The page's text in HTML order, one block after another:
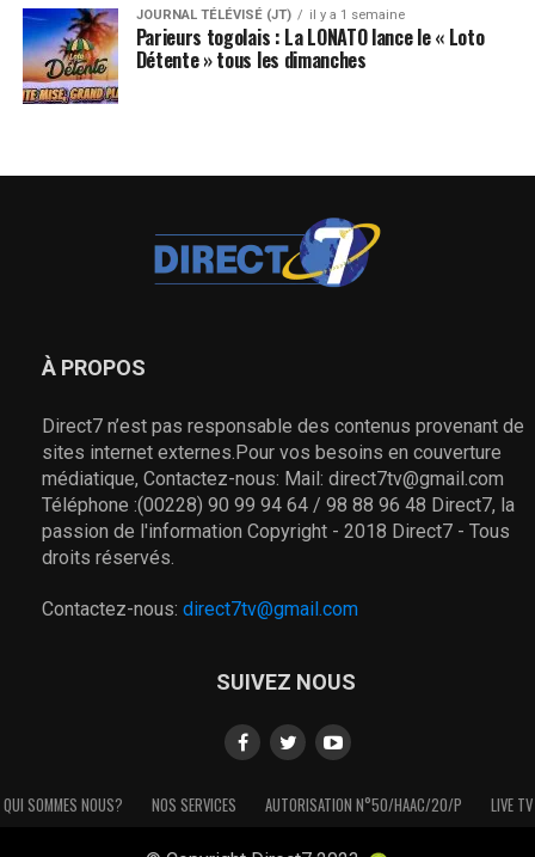
JOURNAL TÉLÉVISÉ (JT) il y a 1 semaine
Parieurs togolais : La LONATO lance le « Loto
Détente » tous les dimanches
À PROPOS
Direct7 n’est pas responsable des contenus provenant de
sites internet externes.Pour vos besoins en couverture
médiatique, Contactez-nous: Mail: direct7tv@gmail.com
Téléphone :(00228) 90 99 94 64 / 98 88 96 48 Direct7, la
passion de l'information Copyright - 2018 Direct7 - Tous
droits réservés.
Contactez-nous: direct7tv@gmail.com
SUIVEZ NOUS
QUI SOMMES NOUS? NOS SERVICES AUTORISATION N°50/HAAC/20/P LIVE TV